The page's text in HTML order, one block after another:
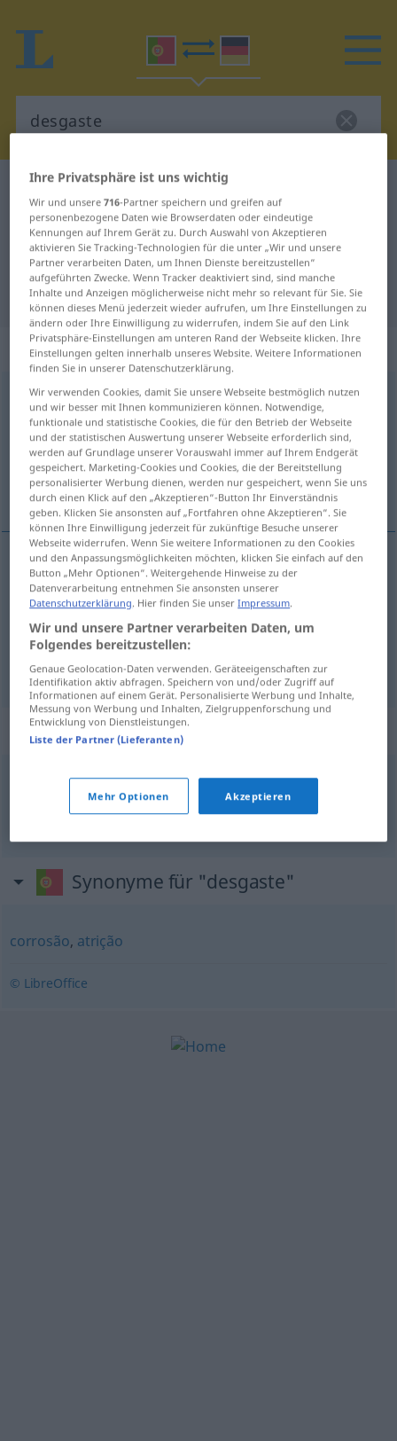
Portugiesisch-Deutsch Wörterbuch
Portugiesisch-Deutsch
Übersetzung für "desgaste"
"desgaste" Deutsch Übersetzung
„desgaste“: masculino
desgaste [dɨʒˈgaʃtɨ]m
Übersicht aller Übersetzungen
(Für mehr Details die Übersetzung anklicken/antippen)
Abnutzung, Verschleiß, Zermürbung
Abnutzungf desgaste
Verschleiß m desgaste
Zermürbungf desgaste FIG
Beispielsätze für "desgaste"
Verschleißteiln
Synonyme für "desgaste"
corrosão, atrição
© LibreOffice
Ihre Privatsphäre ist uns wichtig
Wir und unsere716-Partner speichern und greifen auf
personenbezogene Daten wie Browserdaten oder eindeutige
Kennungen auf Ihrem Gerät zu. Durch Auswahl von Akzeptieren
aktivieren Sie Tracking-Technologien für die unter „Wir und unsere
Partner verarbeiten Daten, um Ihnen Dienste bereitzustellen“
aufgeführten Zwecke. Wenn Tracker deaktiviert sind, sind manche
Inhalte und Anzeigen möglicherweise nicht mehr so relevant für Sie. Sie
können dieses Menü jederzeit wieder aufrufen, um Ihre Einstellungen zu
ändern oder Ihre Einwilligung zu widerrufen, indem Sie auf den Link
Privatsphäre-Einstellungen am unteren Rand der Webseite klicken. Ihre
Einstellungen gelten innerhalb unseres Website. Weitere Informationen
finden Sie in unserer Datenschutzerklärung.
Wir verwenden Cookies, damit Sie unsere Webseite bestmöglich nutzen
und wir besser mit Ihnen kommunizieren können. Notwendige,
funktionale und statistische Cookies, die für den Betrieb der Webseite
und der statistischen Auswertung unserer Webseite erforderlich sind,
werden auf Grundlage unserer Vorauswahl immer auf Ihrem Endgerät
gespeichert. Marketing-Cookies und Cookies, die der Bereitstellung
personalisierter Werbung dienen, werden nur gespeichert, wenn Sie uns
durch einen Klick auf den „Akzeptieren“-Button Ihr Einverständnis
geben. Klicken Sie ansonsten auf „Fortfahren ohne Akzeptieren“. Sie
können Ihre Einwilligung jederzeit für zukünftige Besuche unserer
Webseite widerrufen. Wenn Sie weitere Informationen zu den Cookies
und den Anpassungsmöglichkeiten möchten, klicken Sie einfach auf den
Button „Mehr Optionen“. Weitergehende Hinweise zu der
Datenverarbeitung entnehmen Sie ansonsten unserer
Datenschutzerklärung. Hier finden Sie unserImpressum.
Wir und unsere Partner verarbeiten Daten, um
Folgendes bereitzustellen:
Genaue Geolocation-Daten verwenden. Geräteeigenschaften zur
Identifikation aktiv abfragen. Speichern von und/oder Zugriff auf
Informationen auf einem Gerät. Personalisierte Werbung und Inhalte,
Messung von Werbung und Inhalten, Zielgruppenforschung und
Entwicklung von Dienstleistungen.
Liste der Partner (Lieferanten)
Mehr Optionen Akzeptieren